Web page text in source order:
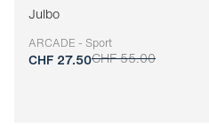
Julbo
ARCADE - Sport
Adaptable
CHF 27.50CHF 55.00